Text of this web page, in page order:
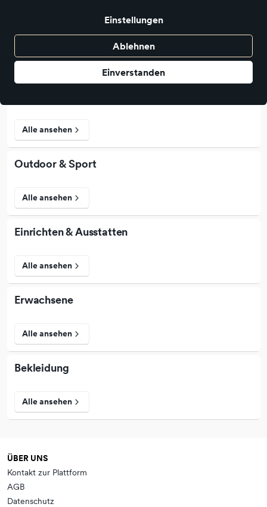
Einstellungen
Ablehnen
Einverstanden
Alle ansehen
Alle ansehen
Outdoor & Sport
Alle ansehen
Einrichten & Ausstatten
Alle ansehen
Erwachsene
Alle ansehen
Bekleidung
Alle ansehen
ÜBER UNS
Kontakt zur Plattform
AGB
Datenschutz